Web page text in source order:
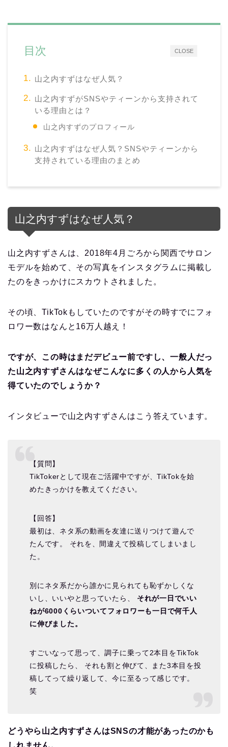
CLOSE
目次
山之内すずはなぜ人気？
山之内すずがSNSやティーンから支持されて
いる理由とは？
山之内すずのプロフィール
山之内すずはなぜ人気？SNSやティーンから
支持されている理由のまとめ
山之内すずはなぜ人気？
山之内すずさんは、2018年4月ごろから関西でサロン
モデルを始めて、その写真をインスタグラムに掲載し
たのをきっかけにスカウトされました。
その頃、TikTokもしていたのですがその時すでにフォ
ロワー数はなんと16万人越え！
ですが、この時はまだデビュー前ですし、一般人だっ
た山之内すずさんはなぜこんなに多くの人から人気を
得ていたのでしょうか？
インタビューで山之内すずさんはこう答えています。
【質問】
TikTokerとして現在ご活躍中ですが、TikTokを始
めたきっかけを教えてください。
【回答】
最初は、ネタ系の動画を友達に送りつけて遊んで
たんです。 それを、間違えて投稿してしまいまし
た。
別にネタ系だから誰かに見られても恥ずかしくな
いし、いいやと思っていたら、
それが一日でいい
ねが6000くらいついてフォロワーも一日で何千人
に伸びました。
すごいなって思って、調子に乗って2本目をTikTok
に投稿したら、 それも割と伸びて、また3本目を投
稿してって繰り返して、今に至るって感じです。
笑
どうやら山之内すずさんはSNSの才能があったのかも
しれません。